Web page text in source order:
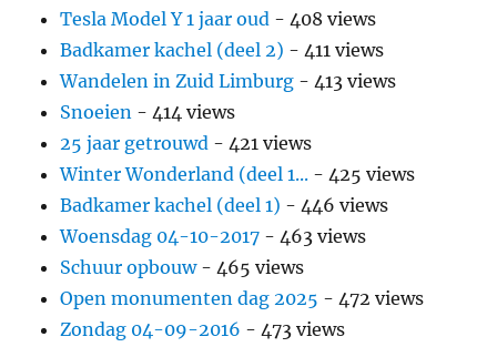
Tesla Model Y 1 jaar oud - 408 views
Badkamer kachel (deel 2) - 411 views
Wandelen in Zuid Limburg - 413 views
Snoeien - 414 views
25 jaar getrouwd - 421 views
Winter Wonderland (deel 1... - 425 views
Badkamer kachel (deel 1) - 446 views
Woensdag 04-10-2017 - 463 views
Schuur opbouw- 465 views
Open monumenten dag 2025 - 472 views
Zondag 04-09-2016 - 473 views